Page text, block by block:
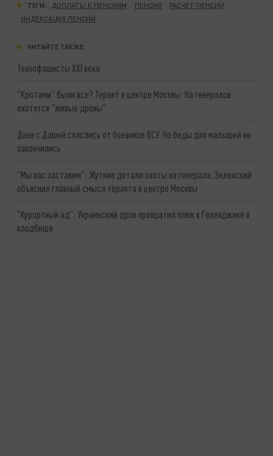
ТЕГИ: ДОПЛАТЫ К ПЕНСИЯМ ПЕНСИЯ
РАСЧЕТ ПЕНСИЙ
ИНДЕКСАЦИЯ ПЕНСИЙ
ЧИТАЙТЕ ТАКЖЕ:
Технофашисты XXI века
"Кротами" были все? Теракт в центре Москвы: На генералов
охотятся "живые дроны"
Даня с Дашей спаслись от боевиков ВСУ. Но беды для малышей не
закончились
"Мы вас заставим": Жуткие детали охоты на генерала. Зеленский
объяснил главный смысл теракта в центре Москвы
"Курортный ад": Украинский дрон превратил пляж в Геленджике в
кладбище